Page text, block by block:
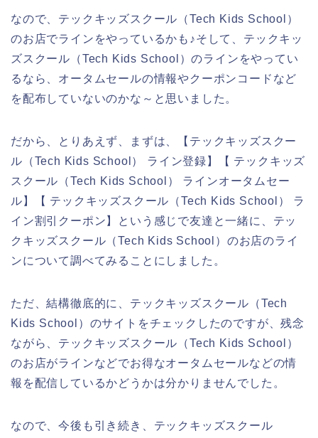
なので、テックキッズスクール（Tech Kids School）
のお店でラインをやっているかも♪そして、テックキッ
ズスクール（Tech Kids School）のラインをやってい
るなら、オータムセールの情報やクーポンコードなど
を配布していないのかな～と思いました。
だから、とりあえず、まずは、【テックキッズスクー
ル（Tech Kids School） ライン登録】【 テックキッズ
スクール（Tech Kids School） ラインオータムセー
ル】【 テックキッズスクール（Tech Kids School） ラ
イン割引クーポン】という感じで友達と一緒に、テッ
クキッズスクール（Tech Kids School）のお店のライ
ンについて調べてみることにしました。
ただ、結構徹底的に、テックキッズスクール（Tech
Kids School）のサイトをチェックしたのですが、残念
ながら、テックキッズスクール（Tech Kids School）
のお店がラインなどでお得なオータムセールなどの情
報を配信しているかどうかは分かりませんでした。
なので、今後も引き続き、テックキッズスクール